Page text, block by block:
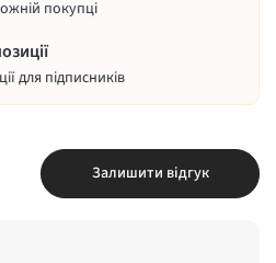
покупці
для підписників
Залишити відгук